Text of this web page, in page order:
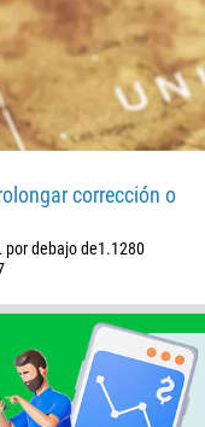
corrección o
por debajo de1.1280